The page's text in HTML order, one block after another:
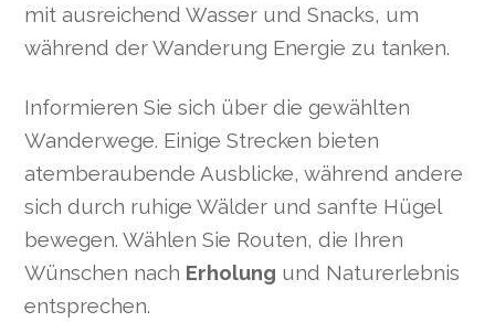
mit ausreichend Wasser und Snacks, um
während der Wanderung Energie zu tanken.
Informieren Sie sich über die gewählten
Wanderwege. Einige Strecken bieten
atemberaubende Ausblicke, während andere
sich durch ruhige Wälder und sanfte Hügel
bewegen. Wählen Sie Routen, die Ihren
Wünschen nach Erholung und Naturerlebnis
entsprechen.